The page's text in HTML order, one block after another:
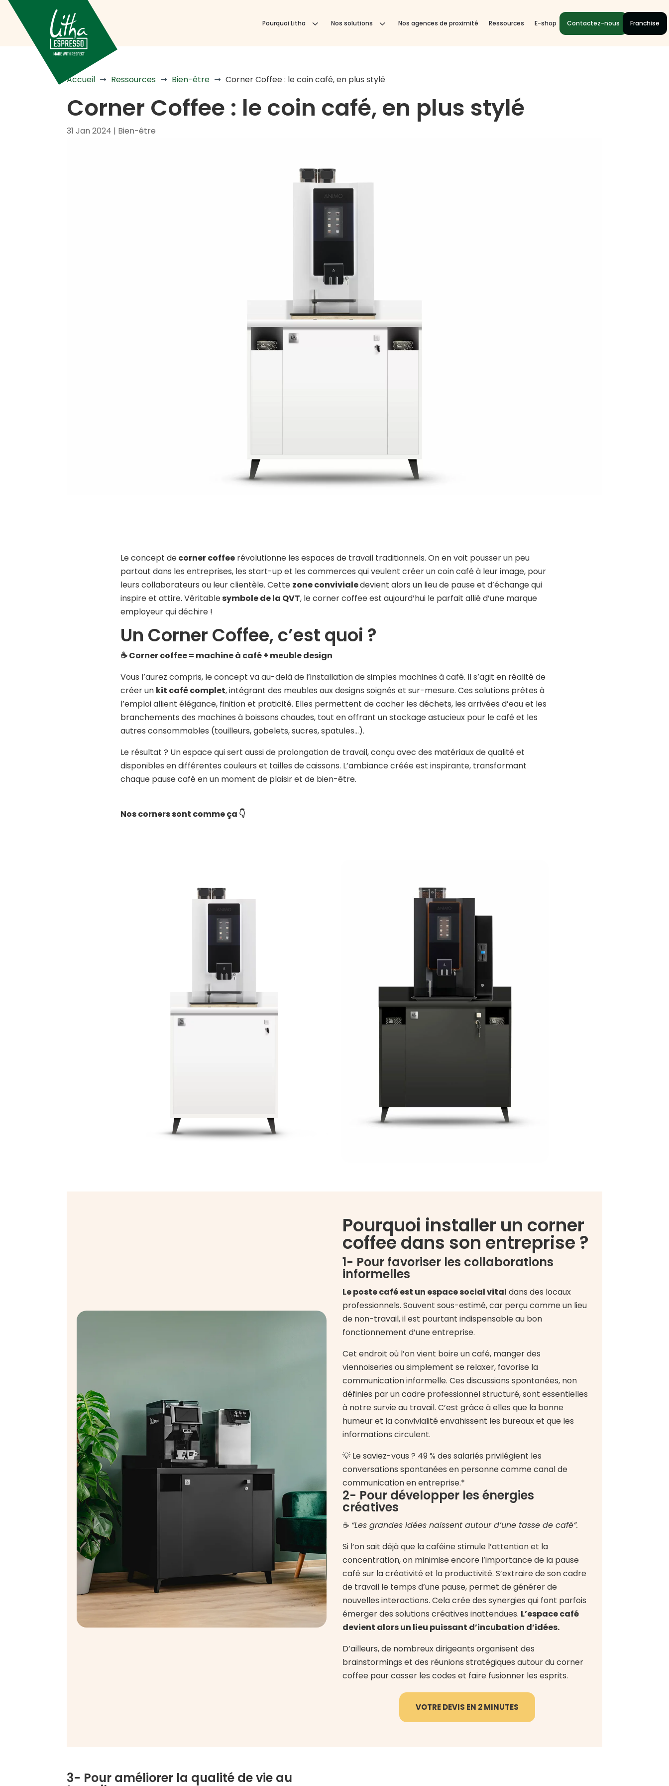
3
Pourquoi Litha 3
Nos solutions Nos agences de proximité Ressources E-shop Contactez-nous Franchise
Accueil $ Ressources $ Bien-être $ Corner Coffee : le coin café, en plus stylé
Corner Coffee : le coin café, en plus stylé
31 Jan 2024 | Bien-être
Le concept decorner coffeerévolutionne les espaces de travailtraditionnels. On en voit pousser un peu
partout dans les entreprises, les start-up et les commerces qui veulent créer uncoin caféà leur image, pour
leurs collaborateurs ou leur clientèle. Cette zone convivialedevient alors un lieu de pauseet d’échange qui
inspire et attire. Véritablesymbole de la QVT, le corner coffee est aujourd’hui le parfait allié d’une marque
employeurqui déchire !
Un Corner Coffee, c’est quoi ?
☕️ Corner coffee = machine à café + meuble design
Vous l’aurez compris, le concept va au-delà de l’installation de simples machines à café. Il s’agit en réalité de
créer un kit café complet, intégrant des meubles aux designs soignés et sur-mesure. Ces solutions prêtes à
l’emploi allient élégance, finition et praticité. Elles permettent de cacher les déchets, les arrivées d’eau et les
branchements des machines à boissons chaudes, tout en offrant un stockage astucieux pour le café et les
autres consommables (touilleurs, gobelets, sucres, spatules…).
Le résultat ? Un espace qui sert aussi de prolongation de travail, conçu avec des matériaux de qualité et
disponibles en différentes couleurs et tailles de caissons. L’ambiance créée est inspirante, transformant
chaque pause café en un moment de plaisir et de bien-être.
Nos corners sont comme ça 👇
Pourquoi installer un corner
coffee dans son entreprise ?
1- Pour favoriser les collaborations
informelles
Le poste café est un espace social vital dans des locaux
professionnels. Souvent sous-estimé, car perçu comme un lieu
de non-travail, il est pourtant indispensable au bon
fonctionnement d’une entreprise.
Cet endroit où l’on vient boire un café, manger des
viennoiseries ou simplement se relaxer, favorise la
communication informelle. Ces discussions spontanées, non
définies par un cadre professionnel structuré, sont essentielles
à notre survie au travail. C’est grâce à elles que la bonne
humeur et la convivialité envahissent les bureaux et que les
informations circulent.
💡 Le saviez-vous ? 49 % des salariés privilégient les
conversations spontanées en personne comme canal de
communication en entreprise.*
2- Pour développer les énergies
créatives
☕️ “Les grandes idées naissent autour d’une tasse de café”.
Si l’on sait déjà que la caféine stimule l’attention et la
concentration, on minimise encore l’importance de la pause
café sur la créativité et la productivité. S’extraire de son cadre
de travail le temps d’une pause, permet de générer de
nouvelles interactions. Cela crée des synergies qui font parfois
émerger des solutions créatives inattendues. L’espace café
devient alors un lieu puissant d’incubation d’idées.
D’ailleurs, de nombreux dirigeants organisent des
brainstormings et des réunions stratégiques autour du corner
coffee pour casser les codes et faire fusionner les esprits.
VOTRE DEVIS EN 2 MINUTES
3- Pour améliorer la qualité de vie au